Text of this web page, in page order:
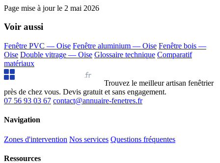
Page mise à jour le 2 mai 2026
Voir aussi
Fenêtre PVC — Oise Fenêtre aluminium — Oise Fenêtre bois —
Oise Double vitrage — Oise Glossaire technique Comparatif
matériaux
Annuaire Fenêtres.fr
Trouvez le meilleur artisan fenêtrier
près de chez vous. Devis gratuit et sans engagement.
07 56 93 03 67 contact@annuaire-fenetres.fr
Navigation
Zones d'intervention Nos services Questions fréquentes
Ressources